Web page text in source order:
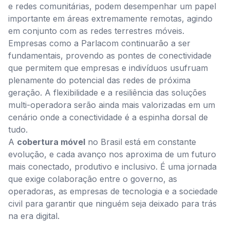
e redes comunitárias, podem desempenhar um papel
importante em áreas extremamente remotas, agindo
em conjunto com as redes terrestres móveis.
Empresas como a Parlacom continuarão a ser
fundamentais, provendo as pontes de conectividade
que permitem que empresas e indivíduos usufruam
plenamente do potencial das redes de próxima
geração. A flexibilidade e a resiliência das soluções
multi-operadora serão ainda mais valorizadas em um
cenário onde a conectividade é a espinha dorsal de
tudo.
A cobertura móvel no Brasil está em constante
evolução, e cada avanço nos aproxima de um futuro
mais conectado, produtivo e inclusivo. É uma jornada
que exige colaboração entre o governo, as
operadoras, as empresas de tecnologia e a sociedade
civil para garantir que ninguém seja deixado para trás
na era digital.